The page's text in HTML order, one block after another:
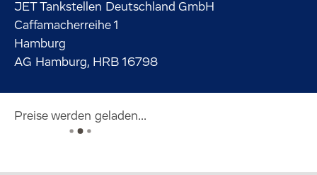
JET Tankstellen Deutschland GmbH
Caffamacherreihe 1
Hamburg
AG Hamburg, HRB 16798
Preise werden geladen...